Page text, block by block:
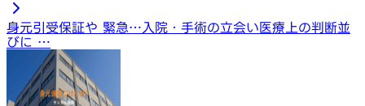
身元引受保証や 緊急… 入院・手術の立会い医療上の判断並
びに …